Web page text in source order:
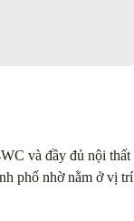
và đầy đủ nội thất
phố nhờ nằm ở vị trí